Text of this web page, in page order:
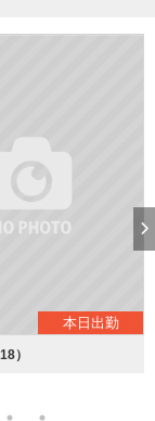
本日出勤
18）